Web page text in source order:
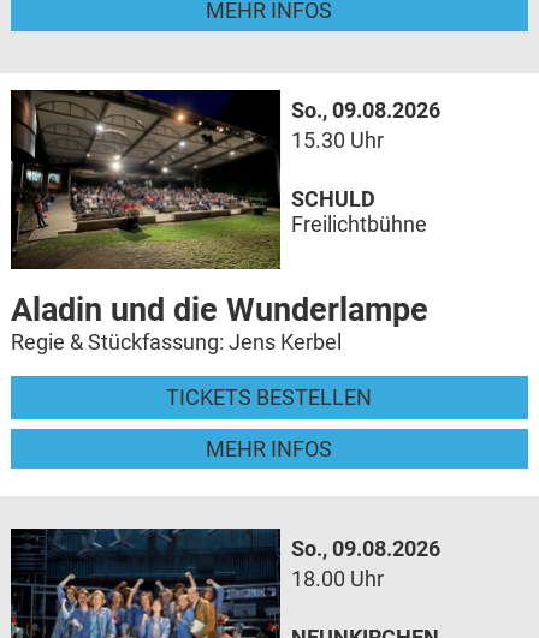
MEHR INFOS
So., 09.08.2026
15.30 Uhr
Aladin und die Wunderlampe
Regie & Stückfassung: Jens Kerbel
TICKETS BESTELLEN
MEHR INFOS
SCHULD
Freilichtbühne
So., 09.08.2026
18.00 Uhr